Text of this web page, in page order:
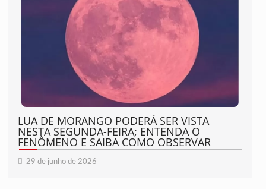
LUA DE MORANGO PODERÁ SER VISTA
NESTA SEGUNDA-FEIRA; ENTENDA O
FENÔMENO E SAIBA COMO OBSERVAR
29 de junho de 2026